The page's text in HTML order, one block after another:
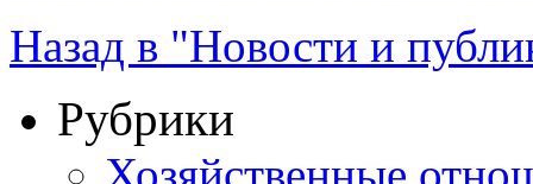
Назад в "Новости и
Рубрики
Хозяйственные